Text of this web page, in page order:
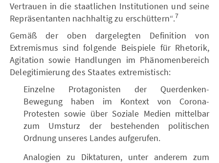
Vertrauen in die staatlichen Institutionen und seine
Repräsentanten nachhaltig zu erschüttern“.7
Gemäß der oben dargelegten Definition von
Extremismus sind folgende Beispiele für Rhetorik,
Agitation sowie Handlungen im Phänomenbereich
Delegitimierung des Staates extremistisch:
Einzelne Protagonisten der Querdenken-
Bewegung haben im Kontext von Corona-
Protesten sowie über Soziale Medien mittelbar
zum Umsturz der bestehenden politischen
Ordnung unseres Landes aufgerufen.
Analogien zu Diktaturen, unter anderem zum